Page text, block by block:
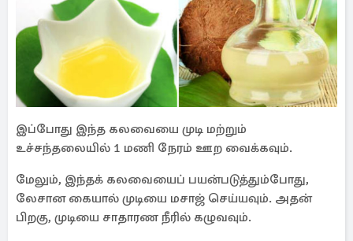
இப்போது இந்த கலவையை முடி மற்றும்
உச்சந்தலையில் 1 மணி நேரம் ஊற வைக்கவும்.
மேலும், இந்தக் கலவையைப் பயன்படுத்தும்போது, ​​
லேசான கையால் முடியை மசாஜ் செய்யவும். அதன்
பிறகு, முடியை சாதாரண நீரில் கழுவவும்.